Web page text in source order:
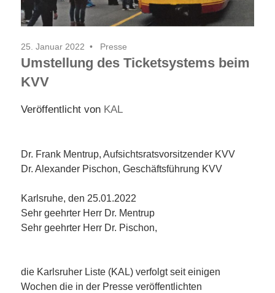
25. Januar 2022 Presse
Umstellung des Ticketsystems beim
KVV
Veröffentlicht von KAL
Dr. Frank Mentrup, Aufsichtsratsvorsitzender KVV
Dr. Alexander Pischon, Geschäftsführung KVV
Karlsruhe, den 25.01.2022
Sehr geehrter Herr Dr. Mentrup
Sehr geehrter Herr Dr. Pischon,
die Karlsruher Liste (KAL) verfolgt seit einigen
Wochen die in der Presse veröffentlichten